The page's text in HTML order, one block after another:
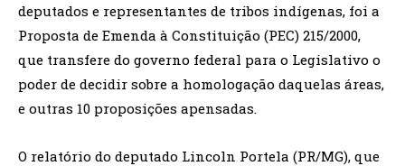
deputados e representantes de tribos indígenas, foi a
Proposta de Emenda à Constituição (PEC) 215/2000,
que transfere do governo federal para o Legislativo o
poder de decidir sobre a homologação daquelas áreas,
e outras 10 proposições apensadas.
O relatório do deputado Lincoln Portela (PR/MG), que